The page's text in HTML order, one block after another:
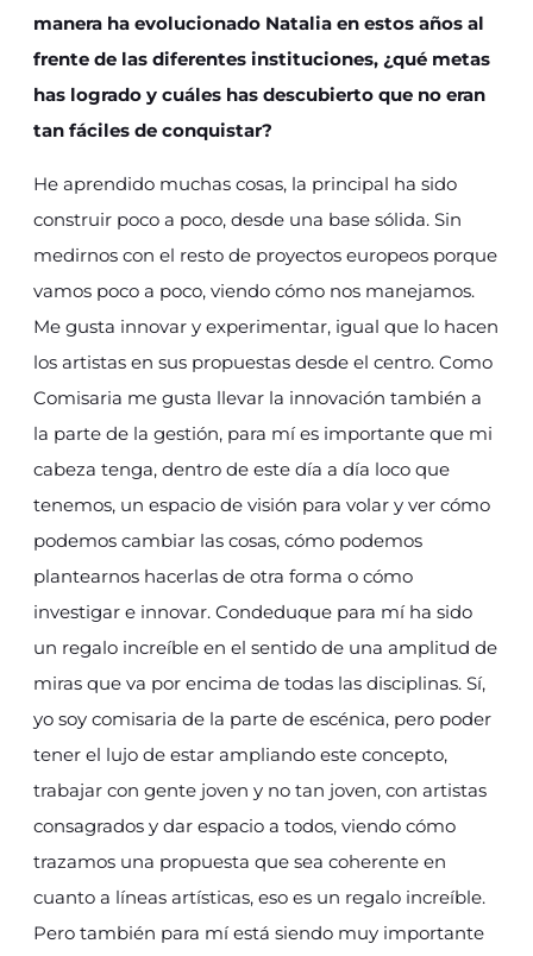
manera ha evolucionado Natalia en estos años al
frente de las diferentes instituciones, ¿qué metas
has logrado y cuáles has descubierto que no eran
tan fáciles de conquistar?
He aprendido muchas cosas, la principal ha sido
construir poco a poco, desde una base sólida. Sin
medirnos con el resto de proyectos europeos porque
vamos poco a poco, viendo cómo nos manejamos.
Me gusta innovar y experimentar, igual que lo hacen
los artistas en sus propuestas desde el centro. Como
Comisaria me gusta llevar la innovación también a
la parte de la gestión, para mí es importante que mi
cabeza tenga, dentro de este día a día loco que
tenemos, un espacio de visión para volar y ver cómo
podemos cambiar las cosas, cómo podemos
plantearnos hacerlas de otra forma o cómo
investigar e innovar. Condeduque para mí ha sido
un regalo increíble en el sentido de una amplitud de
miras que va por encima de todas las disciplinas. Sí,
yo soy comisaria de la parte de escénica, pero poder
tener el lujo de estar ampliando este concepto,
trabajar con gente joven y no tan joven, con artistas
consagrados y dar espacio a todos, viendo cómo
trazamos una propuesta que sea coherente en
cuanto a líneas artísticas, eso es un regalo increíble.
Pero también para mí está siendo muy importante